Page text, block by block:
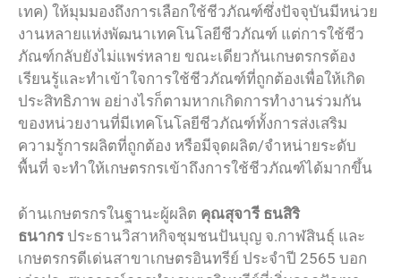
เทค) ให้มุมมองถึงการเลือกใช้ชีวภัณฑ์ซึ่งปัจจุบันมีหน่วย
งานหลายแห่งพัฒนาเทคโนโลยีชีวภัณฑ์ แต่การใช้ชีว
ภัณฑ์กลับยังไม่แพร่หลาย ขณะเดียวกันเกษตรกรต้อง
เรียนรู้และทำเข้าใจการใช้ชีวภัณฑ์ที่ถูกต้องเพื่อให้เกิด
ประสิทธิภาพ อย่างไรก็ตามหากเกิดการทำงานร่วมกัน
ของหน่วยงานที่มีเทคโนโลยีชีวภัณฑ์ทั้งการส่งเสริม
ความรู้การผลิตที่ถูกต้อง หรือมีจุดผลิต/จำหน่ายระดับ
พื้นที่ จะทำให้เกษตรกรเข้าถึงการใช้ชีวภัณฑ์ได้มากขึ้น
ด้านเกษตรกรในฐานะผู้ผลิต คุณสุจารี ธนสิริ
ธนากรประธานวิสาหกิจชุมชนปันบุญ จ.กาฬสินธุ์ และ
เกษตรกรดีเด่นสาขาเกษตรอินทรีย์ ประจำปี 2565 บอก